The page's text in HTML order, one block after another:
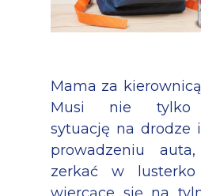
Mama za
Musi nie tylko
sytuację na drodze
prowadzeniu
zerkać w